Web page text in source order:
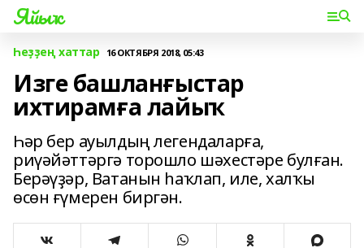
Яйыҡ
Һеҙҙең хаттар 16 ОКТЯБРЯ 2018, 05:43
Изге башланғыстар
ихтирамға лайыҡ
Һәр бер ауылдың легендаларға,
риүәйәттәргә торошло шәхестәре булған.
Берәүҙәр, Ватанын һаҡлап, иле, халҡы
өсөн ғүмерен биргән.